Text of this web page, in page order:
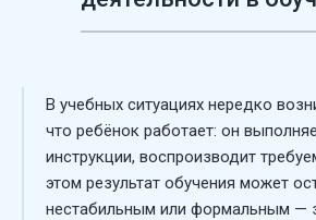
В учебных ситуациях нередко
что ребёнок работает: он
инструкции, воспроизводит
этом результат обучения может
нестабильным или формальным —